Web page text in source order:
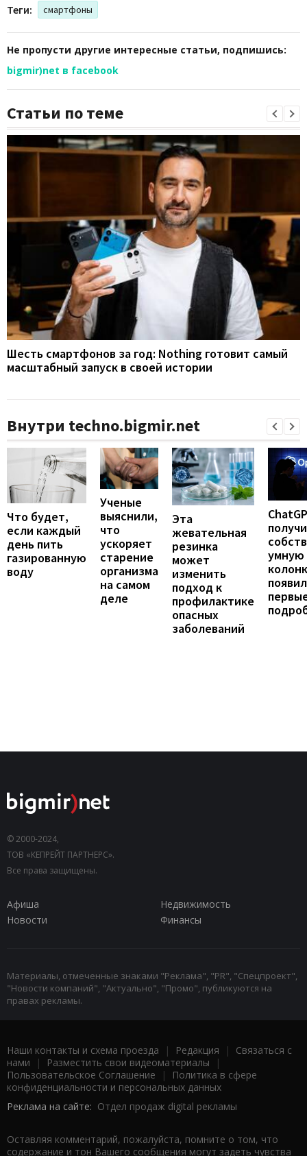
Теги: смартфоны
Не пропусти другие интересные статьи, подпишись:
bigmir)net в facebook
Статьи по теме
Шесть смартфонов за год: Nothing готовит самый
масштабный запуск в своей истории
Внутри techno.bigmir.net
Что будет,
если каждый
день пить
газированную
воду
Ученые
выяснили,
что
ускоряет
старение
организма
на самом
деле
Эта
жевательная
резинка
может
изменить
подход к
профилактике
опасных
заболеваний
умную
© 2000-2024,
ТОВ «КЕПРЕЙТ ПАРТНЕРС».
Все права защищены.
Афиша
Недвижимость
Новости
Финансы
Материалы, отмеченные знаками "Реклама", "PR", "Спецпроект",
"Новости компаний", "Актуально", "Промо", публикуются на
правах рекламы.
Наши контакты и схема проезда | Редакция | Связаться с
нами | Разместить свои видеоматериалы |
Пользовательское Соглашение |
Политика в сфере
конфиденциальности и персональных данных
Реклама на сайте: Отдел продаж digital рекламы
Оставляя комментарий, пожалуйста, помните о том, что
содержание и тон Вашего сообщения могут задеть чувства